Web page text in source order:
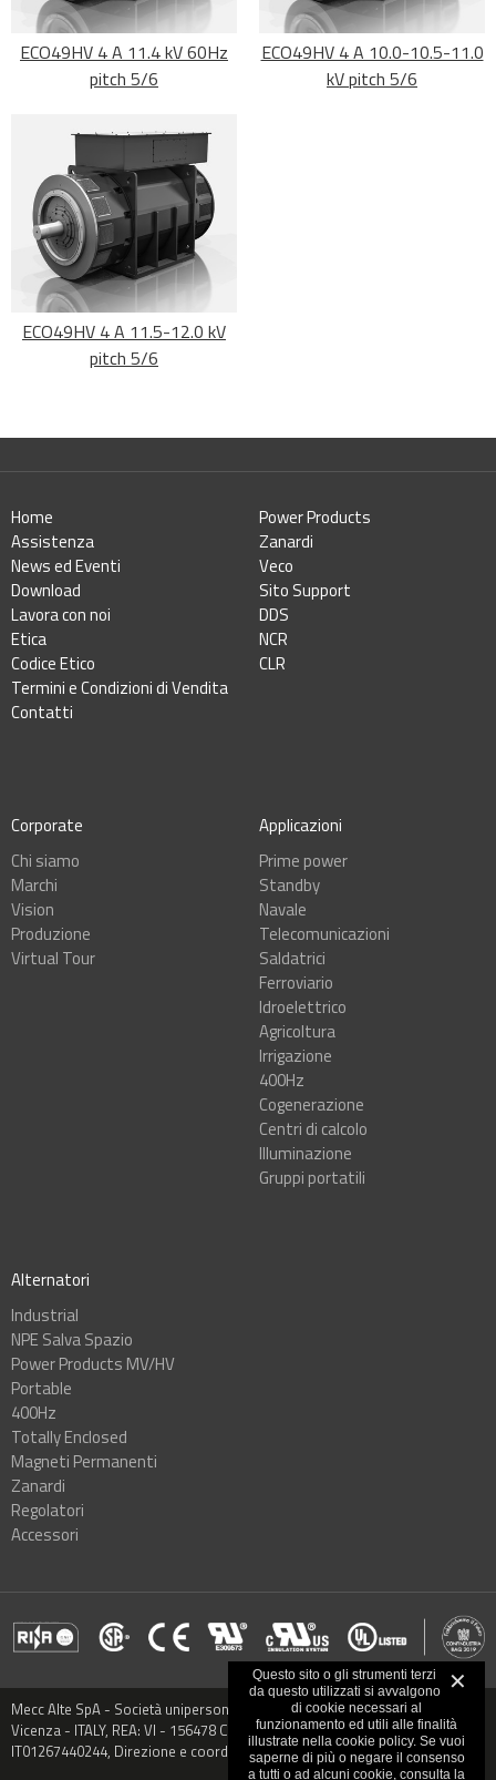
ECO49HV 4 A 11.4 kV 60Hz
pitch 5/6
ECO49HV 4 A 10.0-10.5-11.0
kV pitch 5/6
ECO49HV 4 A 11.5-12.0 kV
pitch 5/6
Home
Assistenza
News ed Eventi
Download
Lavora con noi
Etica
Codice Etico
Termini e Condizioni di Vendita
Contatti
Power Products
Zanardi
Veco
Sito Support
DDS
NCR
CLR
Corporate
Chi siamo
Marchi
Vision
Produzione
Virtual Tour
Applicazioni
Prime power
Standby
Navale
Telecomunicazioni
Saldatrici
Ferroviario
Idroelettrico
Agricoltura
Irrigazione
400Hz
Cogenerazione
Centri di calcolo
Illuminazione
Gruppi portatili
Alternatori
Industrial
NPE Salva Spazio
Power Products MV/HV
Portable
400Hz
Totally Enclosed
Magneti Permanenti
Zanardi
Regolatori
Accessori
Mecc Alte SpA - Società unipersonale - Via Roma, 20 - 36051 Creazzo,
Vicenza - ITALY, REA: VI - 156478 Capitale sociale € 9.000.000,00 VAT:
IT01267440244, Direzione e coordinamento: CO.MECC.FIN S.P.A.
✕
Questo sito o gli strumenti terzi
da questo utilizzati si avvalgono
di cookie necessari al
funzionamento ed utili alle finalità
illustrate nella cookie policy. Se vuoi
saperne di più o negare il consenso
a tutti o ad alcuni cookie, consulta la